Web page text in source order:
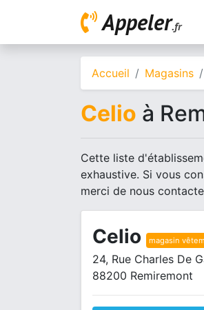
Appeler.fr
Accueil Magasins
Celio à
Cette liste
exhaustive. Si vous
merci de nous
Celio magasin
24, Rue Charles De
88200 Remiremont